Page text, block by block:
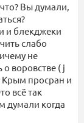
Вы думали,
и блекджеки
слабо
не
о воровстве ( j
Крым просран и
всё так
думали когда